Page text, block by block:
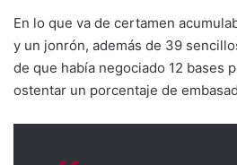
En lo que va de certamen
y un jonrón, además de 39
de que había negociado 12 bases
ostentar un porcentaje de